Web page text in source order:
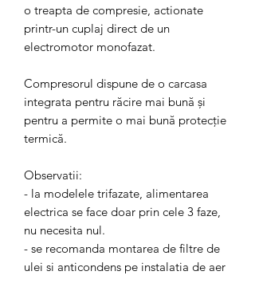
o treapta de compresie, actionate
printr-un cuplaj direct de un
electromotor monofazat.
Compresorul dispune de o carcasa
integrata pentru răcire mai bună şi
pentru a permite o mai bună protecţie
termică.
Observatii:
- la modelele trifazate, alimentarea
electrica se face doar prin cele 3 faze,
nu necesita nul.
- se recomanda montarea de filtre de
ulei si anticondens pe instalatia de aer